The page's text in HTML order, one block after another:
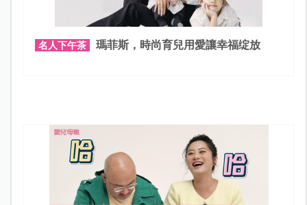
名人下午茶 瑪菲斯，時尚育兒用愛讓幸福绽放